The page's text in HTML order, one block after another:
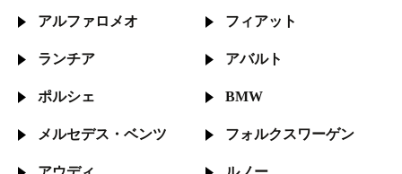
アルファロメオ フィアット
ランチア アバルト
ポルシェ BMW
メルセデス・ ベンツ フォルクスワーゲン